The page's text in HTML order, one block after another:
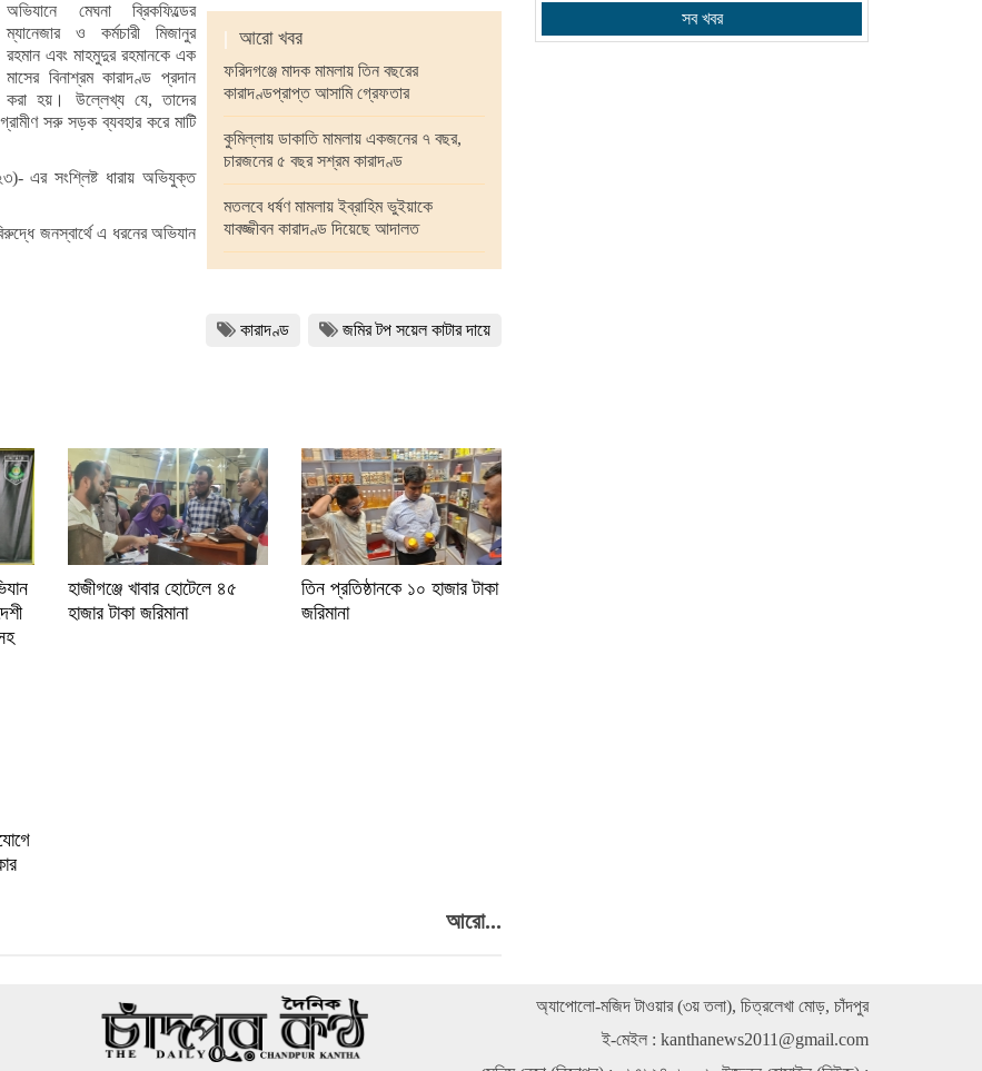
| আরো খবর
ফরিদগঞ্জে মাদক মামলায় তিন বছরের
কারাদণ্ডপ্রাপ্ত আসামি গ্রেফতার
কুমিল্লায় ডাকাতি মামলায় একজনের ৭ বছর,
চারজনের ৫ বছর সশ্রম কারাদণ্ড
মতলবে ধর্ষণ মামলায় ইব্রাহিম ভুইয়াকে
যাবজ্জীবন কারাদণ্ড দিয়েছে আদালত
অভিযানে মেঘনা ব্রিকফিল্ডের
ম্যানেজার ও কর্মচারী মিজানুর
রহমান এবং মাহমুদুর রহমানকে এক
মাসের বিনাশ্রম কারাদণ্ড প্রদান
করা হয়। উল্লেখ্য যে, তাদের
সরু সড়ক ব্যবহার করে মাটি
এর সংশ্লিষ্ট ধারায় অভিযুক্ত
জনস্বার্থে এ ধরনের অভিযান
কারাদণ্ড জমির টপ সয়েল কাটার দায়ে
হাজীগঞ্জে খাবার হোটেলে ৪৫
হাজার টাকা জরিমানা
তিন প্রতিষ্ঠানকে ১০ হাজার টাকা
জরিমানা
আরো...
সিন্ডিকেট মেম্বার নির্বাচিত হওয়ায় শেখ ফরিদ আহম্মেদ
সব খবর
অ্যাপোলো-মজিদ টাওয়ার (৩য় তলা), চিত্রলেখা মোড়, চাঁদপুর
ই-মেইল : kanthanews2011@gmail.com